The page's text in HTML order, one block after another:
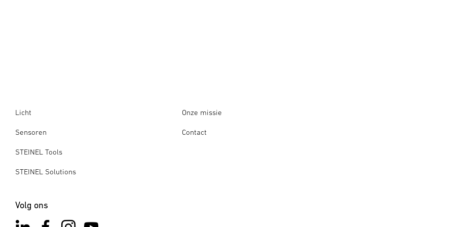
Licht
Sensoren
STEINEL Tools
STEINEL Solutions
Onze missie
Contact
Volg ons